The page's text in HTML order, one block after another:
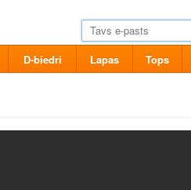
D-biedri Lapas Tops